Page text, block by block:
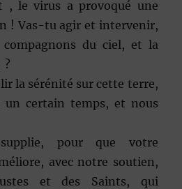
, le virus a provoqué une
! Vas-tu agir et intervenir,
compagnons du ciel, et la
?
la sérénité sur cette terre,
un certain temps, et nous
pour que votre
avec notre soutien,
et des Saints, qui